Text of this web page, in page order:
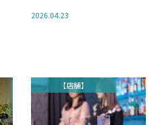
2026.04.23
【店舗】